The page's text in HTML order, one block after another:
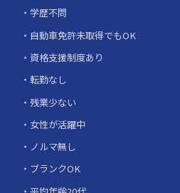
学歴不問
自動車免許未取得でもOK
資格支援制度あり
転勤なし
残業少ない
女性が活躍中
ノルマ無し
ブランクOK